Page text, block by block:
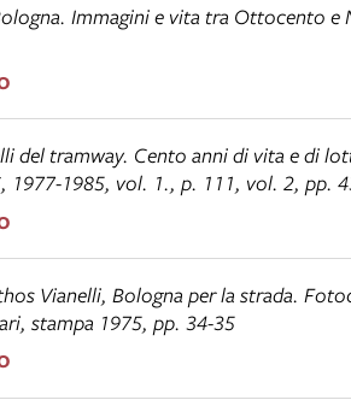
Immagini e vita tra Ottocento e
del tramway. Cento anni di vita e di
1977-1985, vol. 1., p. 111, vol. 2, pp.
Vianelli, Bologna per la strada.
stampa 1975, pp. 34-35